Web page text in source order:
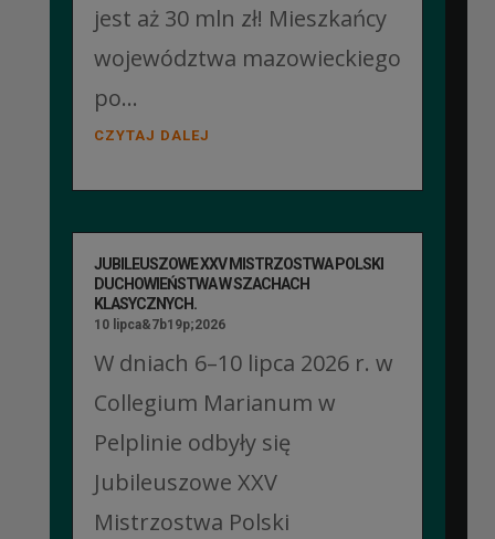
jest aż 30 mln zł! Mieszkańcy
województwa mazowieckiego
po...
CZYTAJ DALEJ
JUBILEUSZOWE XXV MISTRZOSTWA POLSKI
DUCHOWIEŃSTWA W SZACHACH
KLASYCZNYCH.
10 lipca&7b19p;2026
W dniach 6–10 lipca 2026 r. w
Collegium Marianum w
Pelplinie odbyły się
Jubileuszowe XXV
Mistrzostwa Polski